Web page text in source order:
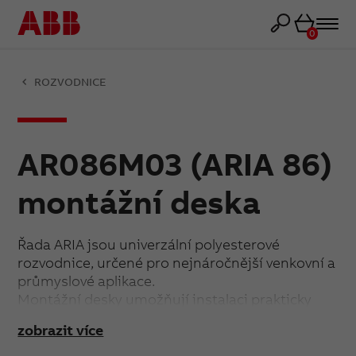
Košík
0
ROZVODNICE
AR086M03 (ARIA 86)
montážní deska
Řada ARIA jsou univerzální polyesterové
rozvodnice, určené pro nejnáročnější venkovní a
průmyslové aplikace.
Montážní desky umožňují instalaci prakticky
zobrazit více